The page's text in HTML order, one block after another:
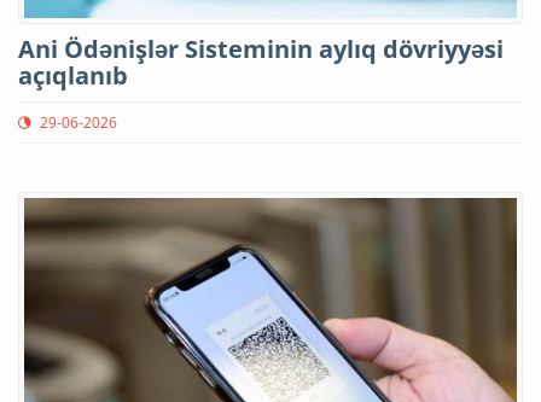
Ani Ödənişlər Sisteminin aylıq dövriyyəsi
açıqlanıb
29-06-2026